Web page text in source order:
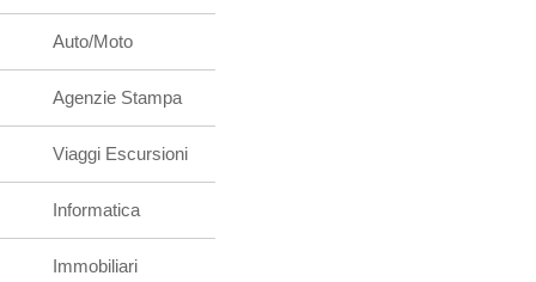
Auto/Moto
Agenzie Stampa
Viaggi Escursioni
Informatica
Immobiliari